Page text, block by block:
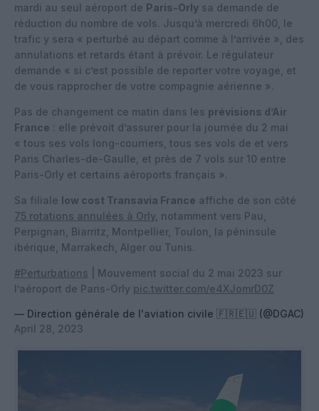
mardi au seul aéroport de Paris-Orly sa demande de
réduction du nombre de vols. Jusqu’à mercredi 6h00, le
trafic y sera « perturbé au départ comme à l’arrivée », des
annulations et retards étant à prévoir. Le régulateur
demande « si c’est possible de reporter votre voyage, et
de vous rapprocher de votre compagnie aérienne ».
Pas de changement ce matin dans les prévisions d’Air
France : elle prévoit d’assurer pour la journée du 2 mai
« tous ses vols long-courriers, tous ses vols de et vers
Paris Charles-de-Gaulle, et près de 7 vols sur 10 entre
Paris-Orly et certains aéroports français ».
Sa filiale low cost Transavia France affiche de son côté
75 rotations annulées à Orly , notamment vers Pau,
Perpignan, Biarritz, Montpellier, Toulon, la péninsule
ibérique, Marrakech, Alger ou Tunis.
#Perturbations | Mouvement social du 2 mai 2023 sur
l’aéroport de Paris-Orly pic.twitter.com/e4XJomrD0Z
— Direction générale de l'aviation civile 🇫🇷🇪🇺 (@DGAC)
April 28, 2023